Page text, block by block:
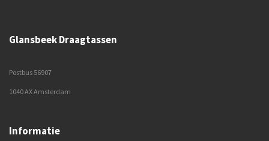
Glansbeek Draagtassen
Postbus 56907
1040 AX Amsterdam
Informatie